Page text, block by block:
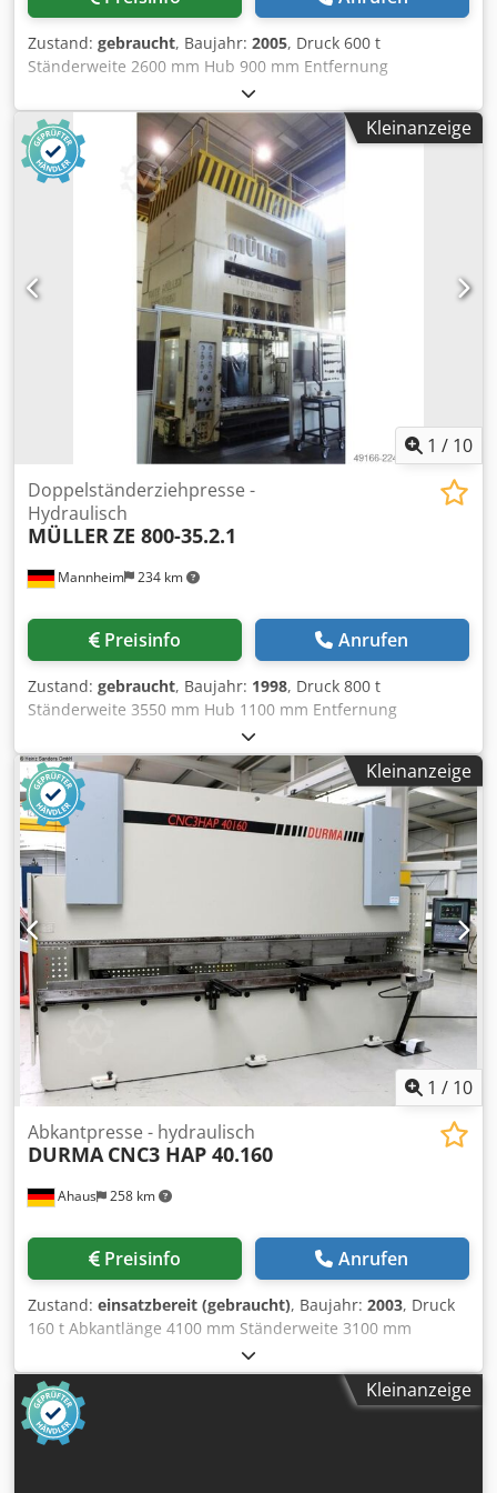
Zustand: gebraucht, Baujahr: 2005, Druck 600 t
Ständerweite 2600 mm Hub 900 mm Entfernung
Tisch/Stößel, gr. Hub oben, Verst. oben 1600 mm
Tischfläche 2500 x 1730 mm Ziehkissendruck im Tisch 250 t
Ziehkissenhub im Tisch 400 mm Ziehkissenfläche im Tisch
2300 x 1300 mm Ziehkissendruck im Stössel 63 t
Ziehkissenhub im Stössel 160 mm Ziehkissenfläche im
Stössel 1900 x 1300 mm Stößelfläche 2500 x 1730 mm
Seitlicher Ständerdurchgang 1100 mm Ölinhalt 3500 l
Antriebsleistung 200,0 kW Raumbedarf (BxTxH) 4,1 x 2,8 x
9,6 m Höhe über Flur 6,4 m Baujahr 1974 - Überholung
2005: komplett neuer Schaltschrank mit Steuerung
Siemens S7 und Sicherheitssteuerung Pilz mit
ölhydraulischem Antrieb, hydraulischem gesteuertem
Ziehkissen im Tisch und Stößel, hydraulischer
Schnittschlagdämpfung demontiert eingelagert - Video
beim Abgeber vor Abbau vorhanden Chedpezrptzefx Aa
Kleinanzeige
1 / 10
Mannheim 234 km
Doppelständerziehpresse -
Hydraulisch
MÜLLER ZE 800-35.2.1
Preisinfo Anrufen
Zustand: gebraucht, Baujahr: 1998, Druck 800 t
Ständerweite 3550 mm Hub 1100 mm Entfernung
Tisch/Stößel, gr. Hub oben, Verst. oben 1900 mm
Tischfläche 3500 x 1800 mm Ziehkissendruck im Tisch 350 t
Ziehkissenhub im Tisch 280 mm Ziehkissendruck im
Stössel 80 t Ziehkissenhub im Stössel 160 mm Stößelfläche
3500 x 1800 mm Seitlicher Ständerdurchgang 1900 mm
Gewicht 100,0 t Raumbedarf (BxT) 5,3 x 4,3 m Höhe über
Flur 7,3 m Höhe unter Flur 5,0 - 6,0 m Baujahr 1970 -
Überholung 1998 mit ölhydraulischem Antrieb,
hydraulischem gesteuertem Ziehkissen im Tisch und
Stößel, hydraulischer Schnittschlagdämpfung,
Schiebetisch (ohne Schienen für Verfahrtisch) Höhe unter
Flur ca. 5 - 6 m Chedpfx Aaezrptnj Uoa demontiert
eingelagert - Video beim Abgeber vor Abbau vorhanden
Kleinanzeige
1 / 10
Ahaus 258 km
Abkantpresse - hydraulisch
DURMA CNC3 HAP 40.160
Preisinfo Anrufen
Zustand: einsatzbereit (gebraucht), Baujahr: 2003, Druck
160 t Abkantlänge 4100 mm Ständerweite 3100 mm
Einbauhöhe 370 mm Hub der Oberwange 200 mm
Ausladung 500 mm Zustellgeschwindigkeit 100 mm/sec
Arbeitsgeschwindigkeit 9.0 mm/sec
Rückzugsgeschwindigkeit 86.0 mm/sec Arbeitshöhe ca. 900
mm Hinteranschlag - verstellbar max. 500 mm Steuerung
Kleinanzeige